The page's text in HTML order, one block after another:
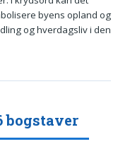
byens opland og
og hverdagsliv i den
bogstaver